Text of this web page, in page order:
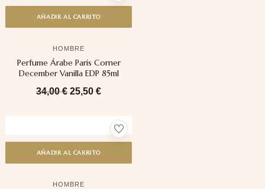
AÑADIR AL CARRITO
HOMBRE
Perfume Árabe Paris Corner
December Vanilla EDP 85ml
34,00€ 25,50 €
AÑADIR AL CARRITO
HOMBRE